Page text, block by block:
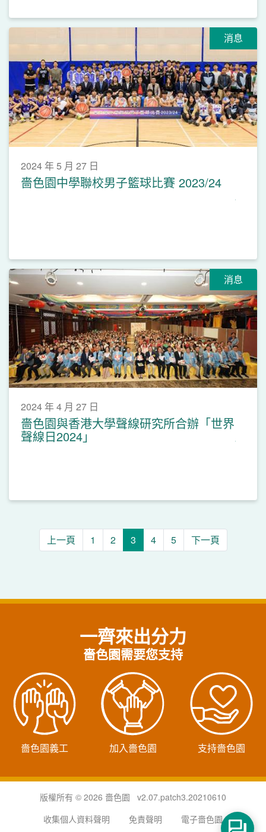
消息
2024 年 5 月 27 日
嗇色園中學聯校男子籃球比賽 2023/24
消息
2024 年 4 月 27 日
嗇色園與香港大學聲線研究所合辦「世界
聲線日2024」
上一頁 1 2 3 4 5 下一頁
一齊來出分力
嗇色園需要您支持
嗇色園義工 加入嗇色園 支持嗇色園
版權所有 © 2026 嗇色園 v2.07.patch3.20210610
收集個人資料聲明
免責聲明 電子嗇色園